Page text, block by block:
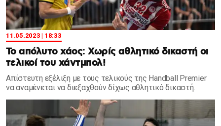
11.05.2023 | 18:33
Το απόλυτο χάος: Χωρίς αθλητικό δικαστή οι
τελικοί του χάντμπολ!
Απίστευτη εξέλιξη με τους τελικούς της Handball Premier
να αναμένεται να διεξαχθούν δίχως αθλητικό δικαστή.